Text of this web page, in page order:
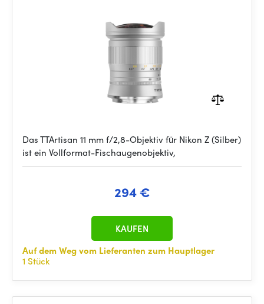
Das TTArtisan 11 mm f/2,8-Objektiv für Nikon Z (Silber)
ist ein Vollformat-Fischaugenobjektiv,
294 €
Auf dem Weg vom Lieferanten zum Hauptlager
1 Stück
KAUFEN